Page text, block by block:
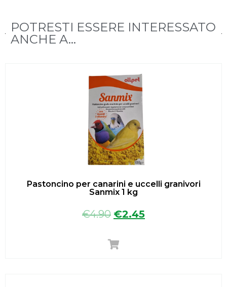
POTRESTI ESSERE INTERESSATO
ANCHE A...
Pastoncino per canarini e uccelli granivori
Sanmix 1 kg
€4.90 €2.45